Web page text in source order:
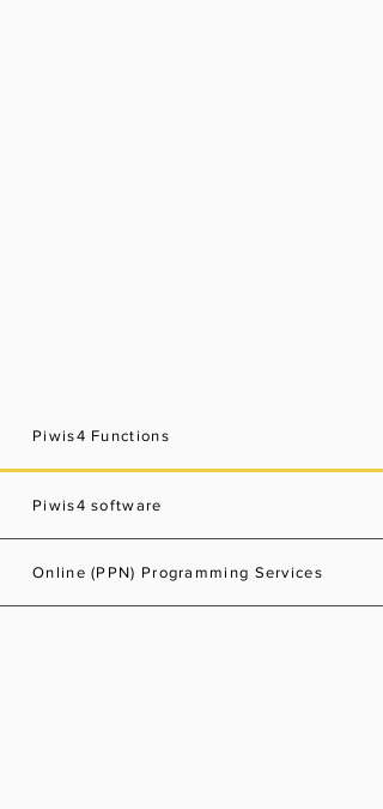
Piwis4 Functions
Piwis4 software
Online (PPN) Programming Services